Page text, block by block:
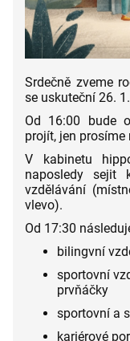
Srdečně zveme
se uskuteční 26.
Od 16:00 bude
projít, jen
V kabinetu
naposledy sejit
vzdělávání
vlevo).
Od 17:30
bilingvní
sportovní
prvňáčky
sportovní a
kariérové